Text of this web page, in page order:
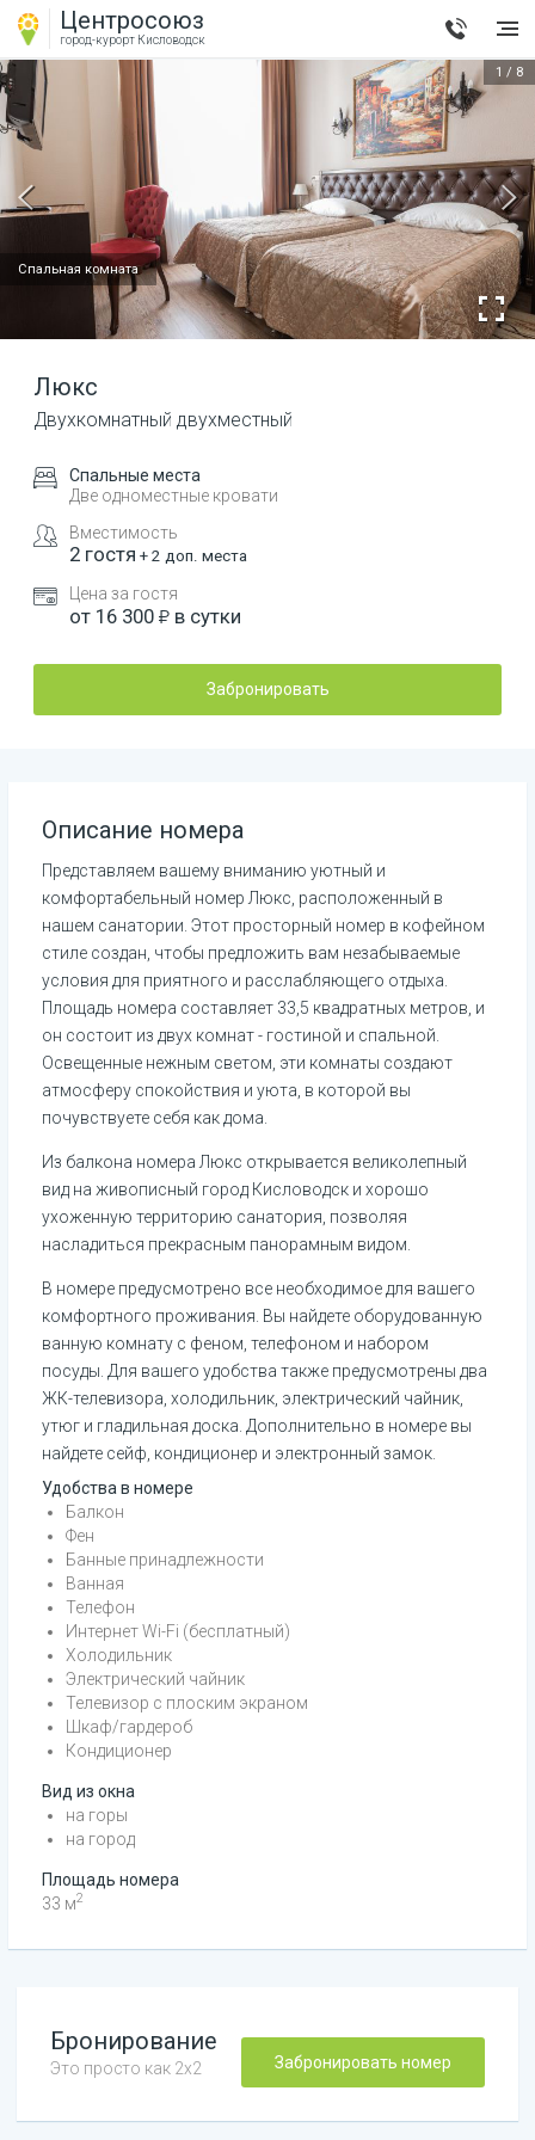
Центросоюз
город-курорт Кисловодск
Спальная комната
1 / 8
Люкс
Двухкомнатный двухместный
Спальные места
Две одноместные кровати
Вместимость
2 гостя + 2 доп. места
Цена за гостя
от 16 300 в сутки
Забронировать
Описание номера
Представляем вашему вниманию уютный и
комфортабельный номер Люкс, расположенный в
нашем санатории. Этот просторный номер в кофейном
стиле создан, чтобы предложить вам незабываемые
условия для приятного и расслабляющего отдыха.
Площадь номера составляет 33,5 квадратных метров, и
он состоит из двух комнат - гостиной и спальной.
Освещенные нежным светом, эти комнаты создают
атмосферу спокойствия и уюта, в которой вы
почувствуете себя как дома.
Из балкона номера Люкс открывается великолепный
вид на живописный город Кисловодск и хорошо
ухоженную территорию санатория, позволяя
насладиться прекрасным панорамным видом.
В номере предусмотрено все необходимое для вашего
комфортного проживания. Вы найдете оборудованную
ванную комнату с феном, телефоном и набором
посуды. Для вашего удобства также предусмотрены два
ЖК-телевизора, холодильник, электрический чайник,
утюг и гладильная доска. Дополнительно в номере вы
найдете сейф, кондиционер и электронный замок.
Удобства в номере
Балкон
Фен
Банные принадлежности
Ванная
Телефон
Интернет Wi-Fi (бесплатный)
Холодильник
Электрический чайник
Телевизор с плоским экраном
Шкаф/гардероб
Кондиционер
Вид из окна
на горы
на город
Площадь номера
33 м2
Бронирование
Это просто как 2х2 Забронировать номер